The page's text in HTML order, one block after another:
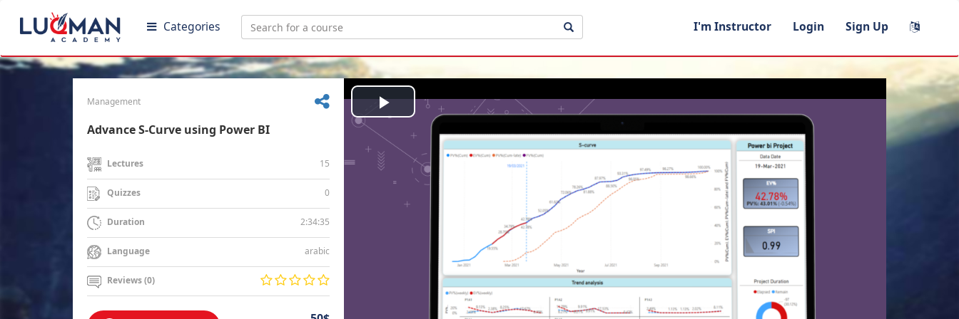
Categories I'm Instructor Login Sign Up
Management
Advance S-Curve using Power BI
Lectures 15
Quizzes 0
Duration 2:34:35
Language arabic
Reviews (0)
Play
Video